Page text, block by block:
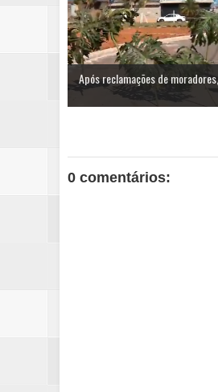
Após reclamações de
0 comentários: